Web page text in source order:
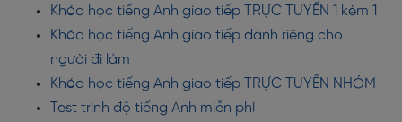
Khóa học tiếng Anh giao tiếp TRỰC TUYẾN 1 kèm 1
Khóa học tiếng Anh giao tiếp dành riêng cho
người đi làm
Khóa học tiếng Anh giao tiếp TRỰC TUYẾN NHÓM
Test trình độ tiếng Anh miễn phí